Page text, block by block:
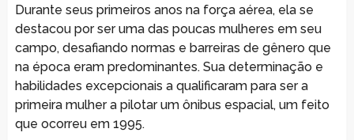
Durante seus primeiros anos na força aérea, ela se
destacou por ser uma das poucas mulheres em seu
campo, desafiando normas e barreiras de gênero que
na época eram predominantes. Sua determinação e
habilidades excepcionais a qualificaram para ser a
primeira mulher a pilotar um ônibus espacial, um feito
que ocorreu em 1995.